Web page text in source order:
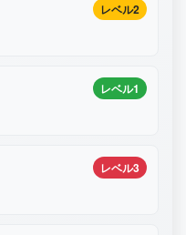
レベル2
レベル1
レベル3